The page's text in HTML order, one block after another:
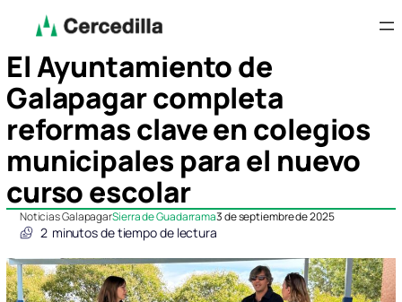
El Ayuntamiento de
Galapagar completa
reformas clave en colegios
municipales para el nuevo
curso escolar
Noticias GalapagarSierra de Guadarrama3 de septiembre de 2025
2 minutos de tiempo de lectura